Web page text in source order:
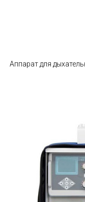
Аппарат для